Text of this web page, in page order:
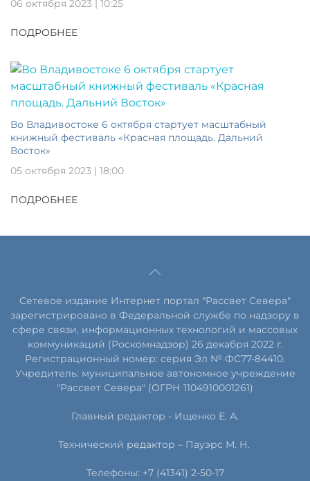
06 октября 2023 | 10:25
ПОДРОБНЕЕ
Во Владивостоке 6 октября стартует масштабный
книжный фестиваль «Красная площадь. Дальний
Восток»
05 октября 2023 | 18:00
ПОДРОБНЕЕ
Сетевое издание Интернет портал "Рассвет Севера"
зарегистрировано в Федеральной службе по надзору в
сфере связи, информационных технологий и массовых
коммуникаций (Роскомнадзор) 26 декабря 2022 г.
Регистрационный номер: серия Эл № ФС77-84410.
Учредитель: муниципальное автономное учреждение
"Рассвет Севера" (ОГРН 1104910001261)
Главный редактор - Ищенко Е. А.
Технический редактор – Пауэрс М. Н.
Телефоны: +7 (41341) 2-50-17